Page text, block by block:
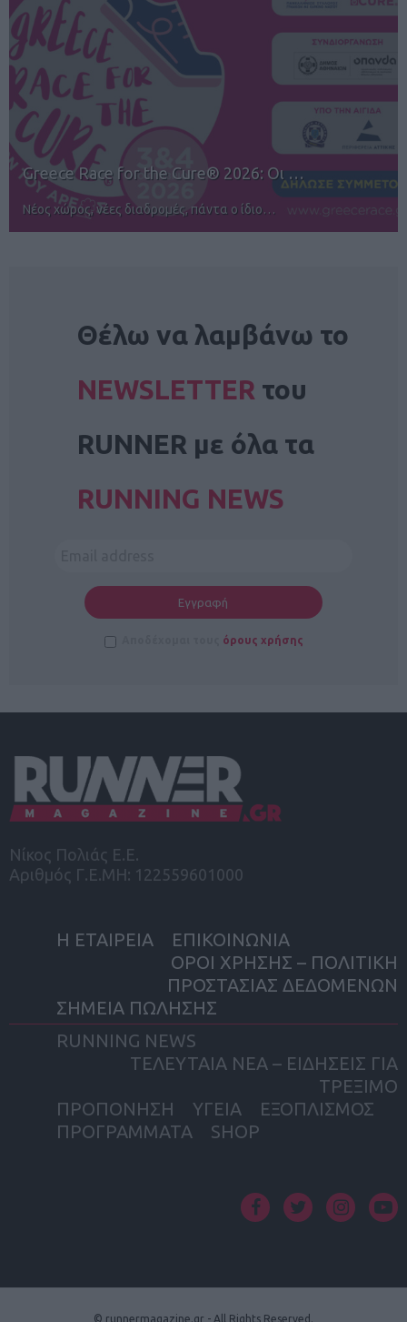
12ος TUI Rhodes Marathon: Άνοιγμα ε…
Αγώνες για όλους στην Ρόδο
Θέλω να λαμβάνω το
NEWSLETTER του
RUNNER με όλα τα
RUNNING NEWS
όρους χρήσης
Νίκος Πολιάς Ε.Ε.
Αριθμός Γ.Ε.ΜΗ: 122559601000
Η ΕΤΑΙΡΕΙΑ
ΕΠΙΚΟΙΝΩΝΙΑ
ΟΡΟΙ ΧΡΗΣΗΣ – ΠΟΛΙΤΙΚΗ
ΠΡΟΣΤΑΣΙΑΣ ΔΕΔΟΜΕΝΩΝ
ΣΗΜΕΙΑ ΠΩΛΗΣΗΣ
RUNNING NEWS
ΤΕΛΕΥΤΑΙΑ ΝΕΑ – ΕΙΔΗΣΕΙΣ ΓΙΑ
ΤΡΕΞΙΜΟ
ΠΡΟΠΟΝΗΣΗ
ΥΓΕΙΑ
ΕΞΟΠΛΙΣΜΟΣ
ΠΡΟΓΡΑΜΜΑΤΑ
SHOP
© runnermagazine.gr - All Rights Reserved.